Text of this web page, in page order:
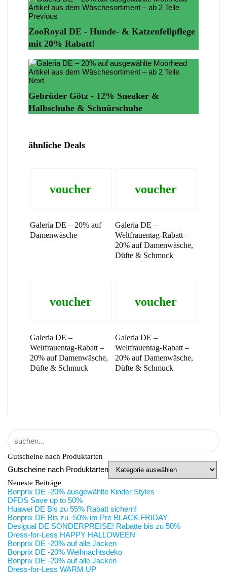
Previous
ZooRoyal DE - Hunde- & Katzenfellpflege
mit 20% Rabatt!
Next
Gebrüder Götz - 12% Sneaker &
Halbschuhe & Schnürschuhe
ähnliche Deals
voucher
Galeria DE – 20% auf
Damenwäsche
voucher
Galeria DE –
Weltfrauentag-Rabatt –
20% auf Damenwäsche,
Düfte & Schmuck
voucher
Galeria DE –
Weltfrauentag-Rabatt –
20% auf Damenwäsche,
Düfte & Schmuck
voucher
Galeria DE –
Weltfrauentag-Rabatt –
20% auf Damenwäsche,
Düfte & Schmuck
Gutscheine nach Produktarten
Gutscheine nach Produktarten
Neueste Beiträge
Bonprix DE -20% ausgewählte Kinder Styles
DFDS Save up to 50%
Huawei DE Bis zu 55% Rabatt sichern!
Bonprix DE Bis zu -50% im Pre BLACK FRIDAY
Desigual DE SONDERPREISE! Rabatte bis zu 50%
Dress-for-Less HAPPY HALLOWEEN
Bonprix DE -20% auf alle Jacken
Bonprix DE -20% Weihnachtsdeko
Bonprix DE -20% auf alle Jacken
Dress-for-Less WARM UP